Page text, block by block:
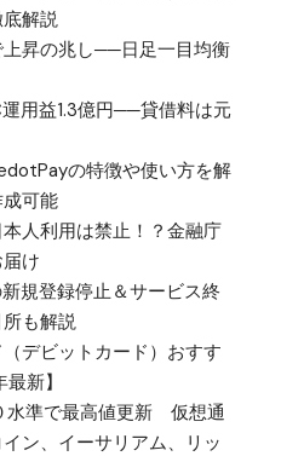
解説
昇の兆し──日足一目均衡
用益1.3億円──貸借料は元
の特徴や使い方を解
可能
人利用は禁止！？金融庁
け
規登録停止＆サービス終
も解説
デビットカード）おすす
新】
水準で最高値更新 仮想通
ン、イーサリアム、リッ